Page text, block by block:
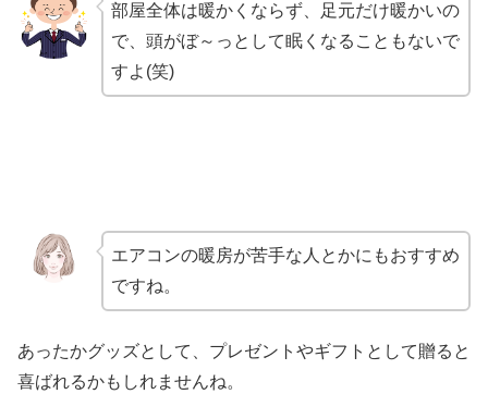
部屋全体は暖かくならず、足元だけ暖かいの
で、頭がぼ～っとして眠くなることもないで
すよ(笑)
エアコンの暖房が苦手な人とかにもおすすめ
ですね。
あったかグッズとして、プレゼントやギフトとして贈ると
喜ばれるかもしれませんね。